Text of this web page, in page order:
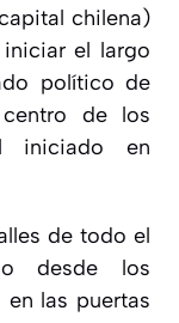
chilena)
el largo
político de
de los
iniciado en
de todo el
desde los
las puertas